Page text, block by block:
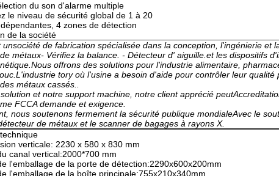
du son d'alarme multiple
le niveau de sécurité global de 1 à 20
4 zones de détection
de la société
unsociété de fabrication spécialisée dans la conception, l'ingénierie et
métaux- Vérifiez la balance. - Détecteur d' aiguille. et les dispositifs
Nous offrons des solutions pour l'industrie alimentaire,
tory où l'usine a besoin d'aide pour contrôler leur qualité
métaux cassés..
et notre support machine, notre client apprécié peut
FCCA demande et exigence.
nous soutenons fermement la sécurité publique mondialeAvec le
de métaux et le scanner de bagages à rayons X.
verticale: 2230 x 580 x 830 mm
canal vertical:2000*700 mm
l'emballage de la porte de détection:2290x600x200mm
l'emballage de la boîte principale:755x210x340mm